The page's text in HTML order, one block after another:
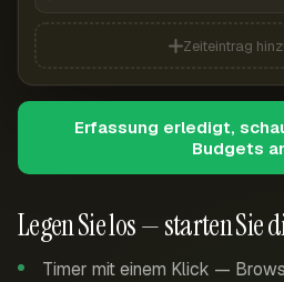
Legen Sie los — starten Sie
Timer mit einem Klick —
Zeiteintrag
Erfassung erledigt,
Budgets